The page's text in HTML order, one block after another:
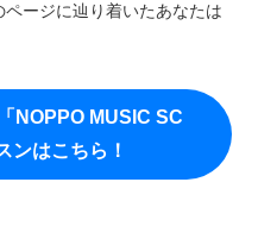
ページに辿り着いたあなたは
NOPPO MUSIC SC
ンはこちら！